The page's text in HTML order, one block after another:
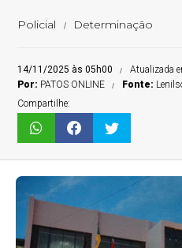
Policial Determinação
14/11/2025 às 05h00
Atualizada
Por: PATOS ONLINE Fonte:
Compartilhe: